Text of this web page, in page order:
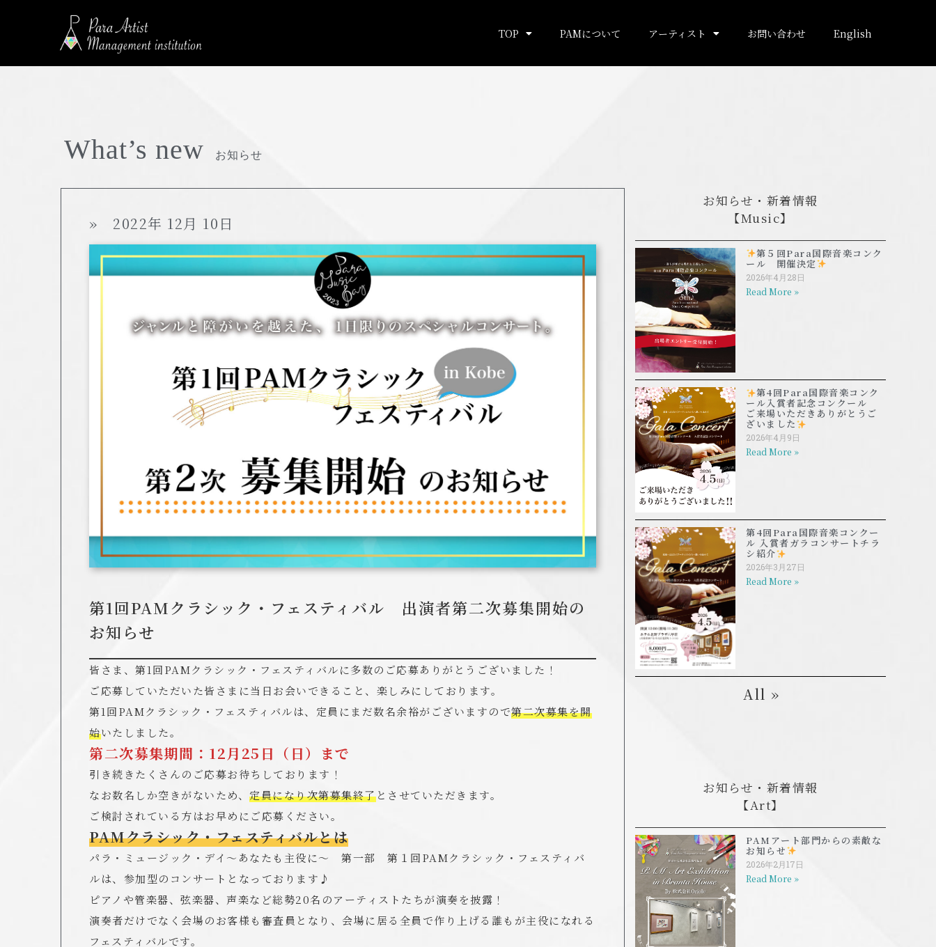
TOP PAMについて アーティスト お問い合わせ English
What’s new お知らせ
» 2022年 12月 10日
第1回PAMクラシック・フェスティバル 出演者第二次募集開始の
お知らせ
皆さま、第1回PAMクラシック・フェスティバルに多数のご応募ありがとうございました！
ご応募していただいた皆さまに当日お会いできること、楽しみにしております。
第1回PAMクラシック・フェスティバルは、定員にまだ数名余裕がございますので第二次募集を開
始いたしました。
第二次募集期間：12月25日（日）まで
引き続きたくさんのご応募お待ちしております！
なお数名しか空きがないため、 定員になり次第募集終了とさせていただきます。
ご検討されている方はお早めにご応募ください。
PAMクラシック・フェスティバルとは
パラ・ミュージック・デイ〜あなたも主役に〜 第一部 第１回PAMクラシック・フェスティバ
ルは、参加型のコンサートとなっております♪
ピアノや管楽器、弦楽器、声楽など総勢20名のアーティストたちが演奏を披露！
演奏者だけでなく会場のお客様も審査員となり、会場に居る全員で作り上げる誰もが主役になれる
フェスティバルです。
お知らせ・新着情報
【Music】
第５回Para国際音楽コンク
ール 開催決定
2026年4月28日
Read More »
第4回Para国際音楽コンク
ール入賞者記念コンクール
ご来場いただきありがとうご
ざいました
2026年4月9日
Read More »
第4回Para国際音楽コンクー
ル 入賞者ガラコンサートチラ
シ紹介
2026年3月27日
Read More »
All »
お知らせ・新着情報
【Art】
PAMアート部門からの素敵な
お知らせ
2026年2月17日
Read More »